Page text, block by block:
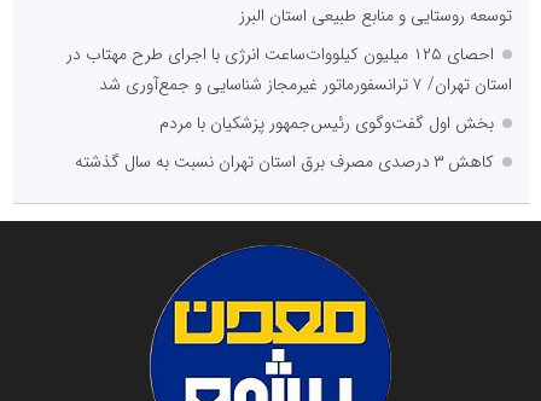
توسعه روستایی و منابع طبیعی استان البرز
احصای ۱۲۵ میلیون کیلووات‌ساعت انرژی با اجرای طرح مهتاب در
استان تهران/ ۷ ترانسفورماتور غیرمجاز شناسایی و جمع‌آوری شد
بخش اول گفت‌وگوی رئیس‌جمهور پزشکیان با مردم
کاهش ۳ درصدی مصرف برق استان تهران نسبت به سال گذشته